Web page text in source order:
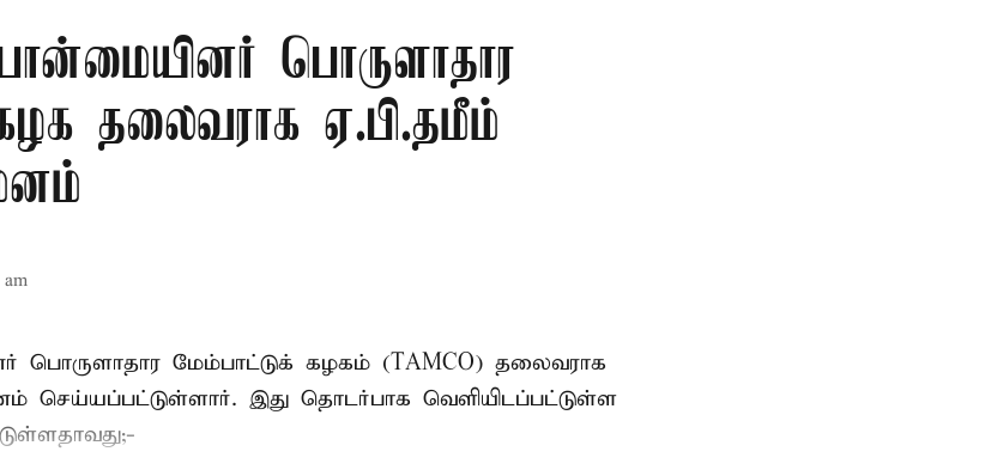
பொருளாதார
தலைவராக ஏ.பி.தமீம்
பொருளாதார மேம்பாட்டுக் கழகம் (TAMCO) தலைவராக
செய்யப்பட்டுள்ளார். இது தொடர்பாக வெளியிடப்பட்டுள்ள